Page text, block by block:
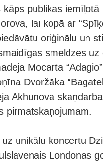
kāps publikas
lai kopā ar
oriģinālu un
smeldzes
Mocarta
Dvoržāka
Akhunova
pirmatskaņojumam.
unikālu koncertu
Londonas